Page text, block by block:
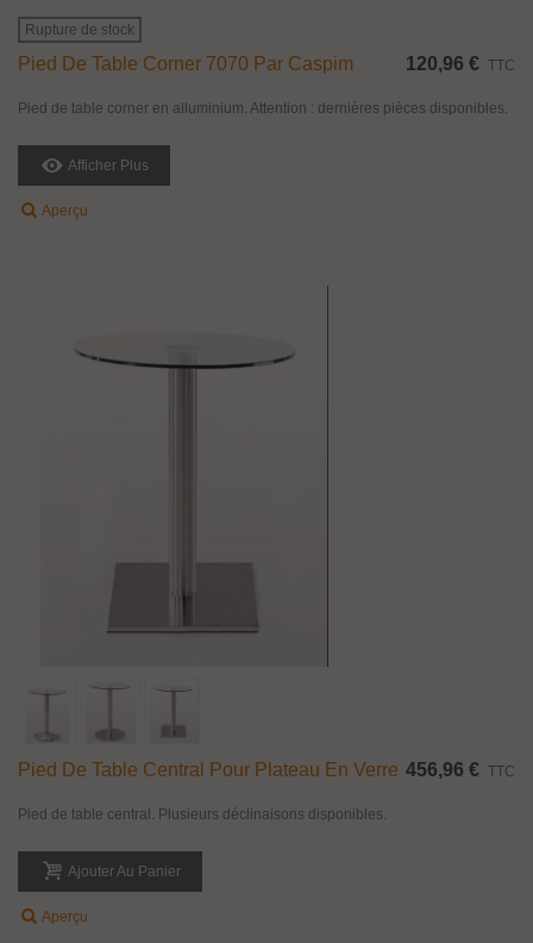
Rupture de stock
Pied De Table Corner 7070 Par Caspim 120,96 € TTC
Pied de table corner en alluminium. Attention : dernières pièces disponibles.
Afficher Plus
Aperçu
Pied De Table Central Pour Plateau En Verre 456,96 € TTC
Pied de table central. Plusieurs déclinaisons disponibles.
Ajouter Au Panier
Aperçu